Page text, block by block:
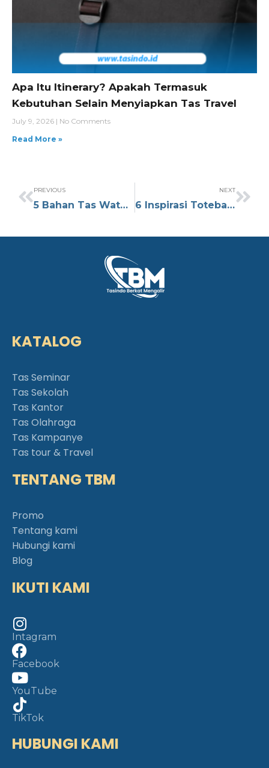
Apa Itu Itinerary? Apakah Termasuk
Kebutuhan Selain Menyiapkan Tas Travel
July 9, 2026
No Comments
Read More »
PREVIOUS
5 Bahan Tas Waterproof yang Kuat dan Tidak Mudah Rusak
NEXT
6 Inspirasi Totebag Resleting untuk Souvenir yang Banyak Diminati
KATALOG
Tas Seminar
Tas Sekolah
Tas Kantor
Tas Olahraga
Tas Kampanye
Tas tour & Travel
TENTANG TBM
Promo
Tentang kami
Hubungi kami
Blog
IKUTI KAMI
Intagram
Facebook
YouTube
TikTok
HUBUNGI KAMI